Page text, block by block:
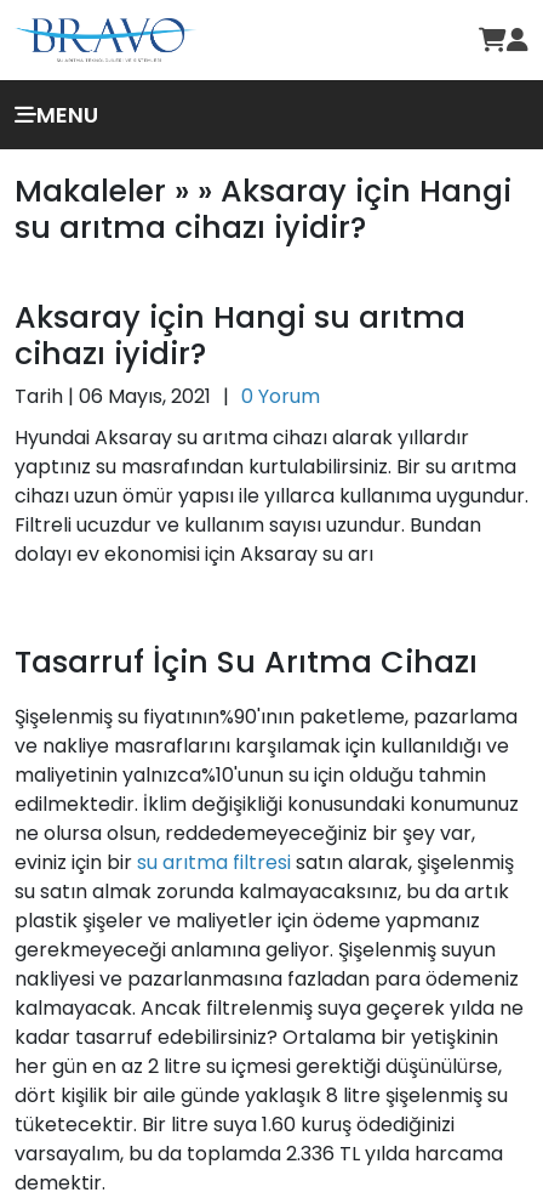
MENU
Makaleler » » Aksaray için Hangi
su arıtma cihazı iyidir?
Aksaray için Hangi su arıtma
cihazı iyidir?
Tarih | 06 Mayıs, 2021 | 0 Yorum
Hyundai Aksaray su arıtma cihazı alarak yıllardır
yaptınız su masrafından kurtulabilirsiniz. Bir su arıtma
cihazı uzun ömür yapısı ile yıllarca kullanıma uygundur.
Filtreli ucuzdur ve kullanım sayısı uzundur. Bundan
dolayı ev ekonomisi için Aksaray su arı
Tasarruf İçin Su Arıtma Cihazı
Şişelenmiş su fiyatının%90'ının paketleme, pazarlama
ve nakliye masraflarını karşılamak için kullanıldığı ve
maliyetinin yalnızca%10'unun su için olduğu tahmin
edilmektedir. İklim değişikliği konusundaki konumunuz
ne olursa olsun, reddedemeyeceğiniz bir şey var,
eviniz için birsu arıtma filtresisatın alarak, şişelenmiş
su satın almak zorunda kalmayacaksınız, bu da artık
plastik şişeler ve maliyetler için ödeme yapmanız
gerekmeyeceği anlamına geliyor. Şişelenmiş suyun
nakliyesi ve pazarlanmasına fazladan para ödemeniz
kalmayacak. Ancak filtrelenmiş suya geçerek yılda ne
kadar tasarruf edebilirsiniz? Ortalama bir yetişkinin
her gün en az 2 litre su içmesi gerektiği düşünülürse,
dört kişilik bir aile günde yaklaşık 8 litre şişelenmiş su
tüketecektir. Bir litre suya 1.60 kuruş ödediğinizi
varsayalım, bu da toplamda 2.336 TL yılda harcama
demektir.